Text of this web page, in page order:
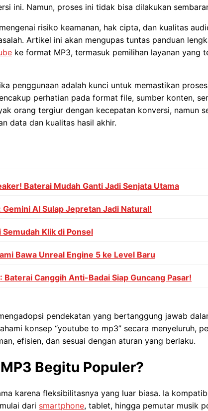
ini. Namun, proses ini tidak bisa dilakukan
risiko keamanan, hak cipta, dan kualitas
Artikel ini akan mengupas tuntas panduan
ke format MP3, termasuk pemilihan layanan yang
penggunaan adalah kunci untuk memastikan
perhatian pada format file, sumber konten,
orang tergiur dengan kecepatan konversi, namun
data dan kualitas hasil akhir.
Baterai Mudah Ganti Jadi Senjata Utama
Gemini AI Sulap Jepretan Jadi Natural!
Klik di Ponsel
Bawa Unreal Engine 5 ke Level Baru
Canggih Anti-Badai Siap Guncang Pasar!
pendekatan yang bertanggung jawab
konsep “youtube to mp3” secara menyeluruh,
efisien, dan sesuai dengan aturan yang berlaku.
Begitu Populer?
karena fleksibilitasnya yang luar biasa. Ia
dari smartphone, tablet, hingga pemutar musik